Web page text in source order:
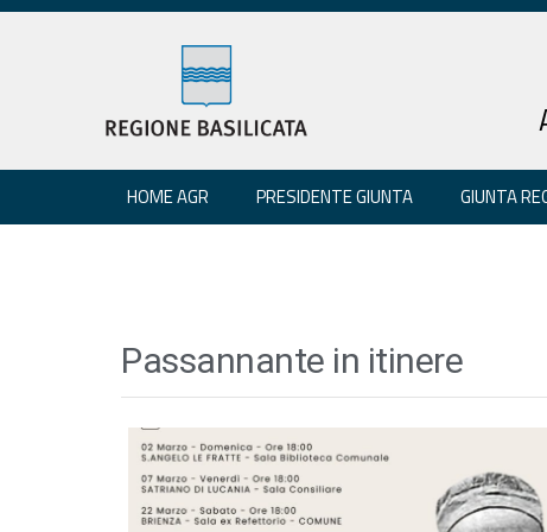
HOME AGR PRESIDENTE GIUNTA GIUNTA
Passannante in itinere